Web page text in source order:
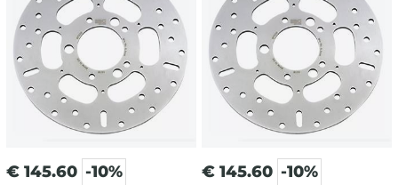
€ 145.60 -10% € 145.60 -10%